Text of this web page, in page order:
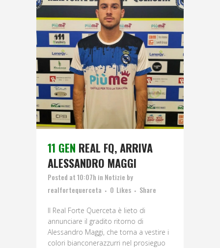
11 GEN REAL FQ, ARRIVA
ALESSANDRO MAGGI
Posted at 10:07h in Notizie by
realfortequerceta
0 Likes Share
Il Real Forte Querceta è lieto di
annunciare il gradito ritorno di
Alessandro Maggi, che torna a vestire i
colori bianconerazzurri nel prosieguo